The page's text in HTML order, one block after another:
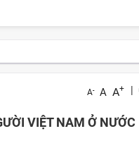
A- A A+ |
VIỆT NAM Ở NƯỚC